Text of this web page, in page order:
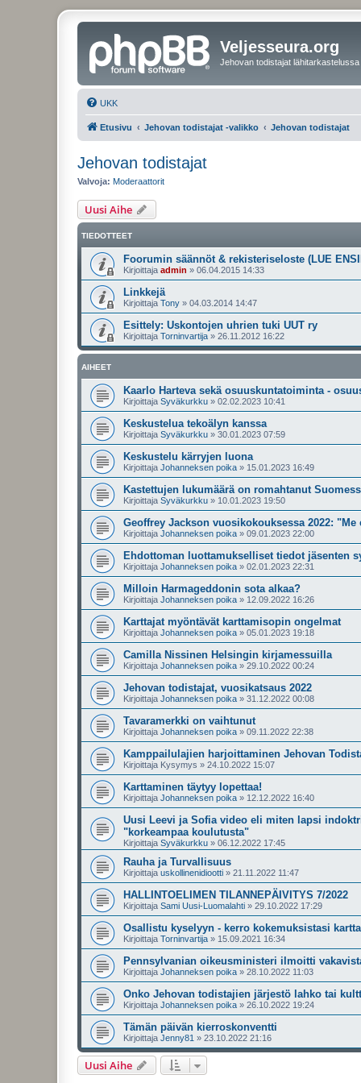
Veljesseura.org
Jehovan todistajat lähitarkastelussa
UKK
Etusivu Jehovan todistajat -valikko Jehovan todistajat
Jehovan todistajat
Valvoja: Moderaattorit
Uusi Aihe
TIEDOTTEET
Foorumin säännöt & rekisteriseloste (LUE
Kirjoittaja admin » 06.04.2015 14:33
Linkkejä
Kirjoittaja Tony » 04.03.2014 14:47
Esittely: Uskontojen uhrien tuki UUT ry
Kirjoittaja Torninvartija » 26.11.2012 16:22
AIHEET
Kaarlo Harteva sekä osuuskuntatoiminta -
Kirjoittaja Syväkurkku » 02.02.2023 10:41
Keskustelua tekoälyn kanssa
Kirjoittaja Syväkurkku » 30.01.2023 07:59
Keskustelu kärryjen luona
Kirjoittaja Johanneksen poika » 15.01.2023 16:49
Kastettujen lukumäärä on romahtanut
Kirjoittaja Syväkurkku » 10.01.2023 19:50
Geoffrey Jackson vuosikokouksessa 2022:
Kirjoittaja Johanneksen poika » 09.01.2023 22:00
Ehdottoman luottamukselliset tiedot jäsenten
Kirjoittaja Johanneksen poika » 02.01.2023 22:31
Milloin Harmageddonin sota alkaa?
Kirjoittaja Johanneksen poika » 12.09.2022 16:26
Karttajat myöntävät karttamisopin ongelmat
Kirjoittaja Johanneksen poika » 05.01.2023 19:18
Camilla Nissinen Helsingin kirjamessuilla
Kirjoittaja Johanneksen poika » 29.10.2022 00:24
Jehovan todistajat, vuosikatsaus 2022
Kirjoittaja Johanneksen poika » 31.12.2022 00:08
Tavaramerkki on vaihtunut
Kirjoittaja Johanneksen poika » 09.11.2022 22:38
Kamppailulajien harjoittaminen Jehovan
Kirjoittaja Kysymys » 24.10.2022 15:07
Karttaminen täytyy lopettaa!
Kirjoittaja Johanneksen poika » 12.12.2022 16:40
Uusi Leevi ja Sofia video eli miten lapsi
"korkeampaa koulutusta"
Kirjoittaja Syväkurkku » 06.12.2022 17:45
Rauha ja Turvallisuus
Kirjoittaja uskollinenidiootti » 21.11.2022 11:47
HALLINTOELIMEN TILANNEPÄIVITYS 7/2022
Kirjoittaja Sami Uusi-Luomalahti » 29.10.2022 17:29
Osallistu kyselyyn - kerro kokemuksistasi
Kirjoittaja Torninvartija » 15.09.2021 16:34
Pennsylvanian oikeusministeri ilmoitti
Kirjoittaja Johanneksen poika » 28.10.2022 11:03
Onko Jehovan todistajien järjestö lahko tai
Kirjoittaja Johanneksen poika » 26.10.2022 19:24
Tämän päivän kierroskonventti
Kirjoittaja Jenny81 » 23.10.2022 21:16
Uusi Aihe